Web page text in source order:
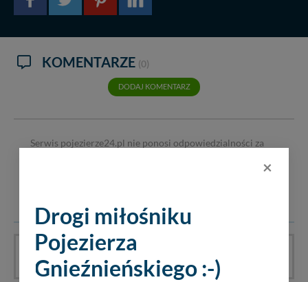
KOMENTARZE (0)
DODAJ KOMENTARZ
Serwis pojezierze24.pl nie ponosi odpowiedzialności za
komentarzy dotyczących danej tematyki dyskusji. Wpisy
Galeria nie ma jeszcze komentarzy, bądź pierwszy!
×
Drogi miłośniku
Pojezierza
Gnieźnieńskiego :-)